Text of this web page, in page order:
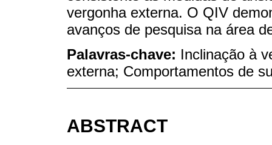
vergonha externa. O QIV
avanços de pesquisa na área
Palavras-chave: Inclinação à
externa; Comportamentos de
ABSTRACT